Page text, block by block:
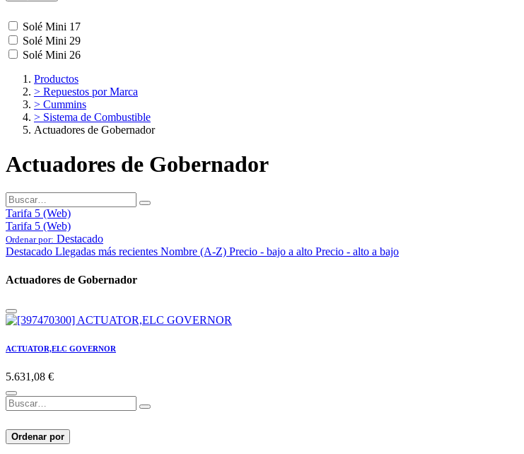
Solé Mini 17
Solé Mini 29
Solé Mini 26
Productos
> Repuestos por Marca
> Cummins
> Sistema de Combustible
Actuadores de Gobernador
Actuadores de Gobernador
Tarifa 5 (Web)
Tarifa 5 (Web)
Ordenar por: Destacado
Destacado Llegadas más recientes Nombre (A-Z) Precio - bajo a alto Precio - alto a bajo
Actuadores de Gobernador
ACTUATOR,ELC GOVERNOR
5.631,08 €
Ordenar por